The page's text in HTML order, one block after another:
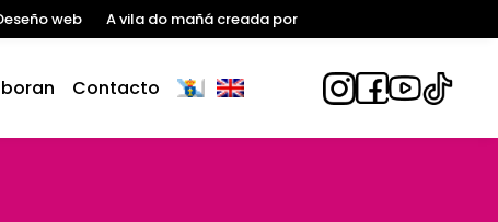
web A vila do mañá creada por
Contacto